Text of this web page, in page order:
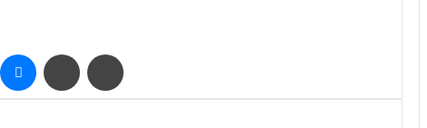
Одноклассники
MessengerПоделиться
через
электронную